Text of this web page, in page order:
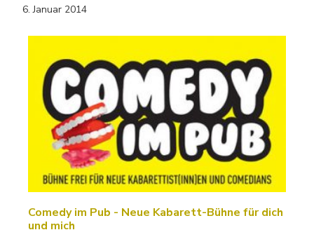
6. Januar 2014
Comedy im Pub - Neue Kabarett-Bühne für dich
und mich